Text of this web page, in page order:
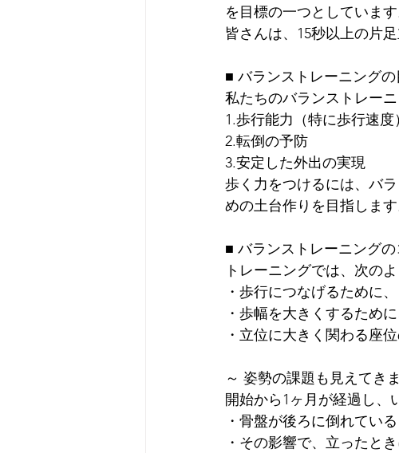
を目標の一つとしています
皆さんは、15秒以上の片
■ バランストレーニングの
私たちのバランストレー
1.歩行能力（特に歩行速度
2.転倒の予防
3.安定した外出の実現
歩く力をつけるには、バ
めの土台作りを目指します
■ バランストレーニングの
トレーニングでは、次の
・歩行につなげるために
・歩幅を大きくするため
・立位に大きく関わる座
～ 姿勢の課題も見えてき
開始から1ヶ月が経過し、
・骨盤が後ろに倒れている
・その影響で、立ったと